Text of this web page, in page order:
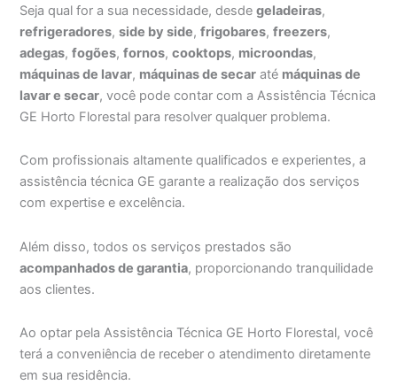
Seja qual for a sua necessidade, desdegeladeiras,
refrigeradores,side by side,frigobares,freezers,
adegas,fogões,fornos,cooktops, microondas,
máquinas de lavar, máquinas de secar até máquinas de
lavar e secar, você pode contar com a Assistência Técnica
GE Horto Florestal para resolver qualquer problema.
Com profissionais altamente qualificados e experientes, a
assistência técnica GE garante a realização dos serviços
com expertise e excelência.
Além disso, todos os serviços prestados são
acompanhados de garantia, proporcionando tranquilidade
aos clientes.
Ao optar pela Assistência Técnica GE Horto Florestal, você
terá a conveniência de receber o atendimento diretamente
em sua residência.